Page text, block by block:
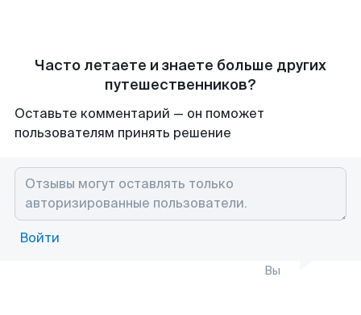
Часто летаете и знаете больше других
путешественников?
Оставьте комментарий — он поможет
пользователям принять решение
Войти
Вы